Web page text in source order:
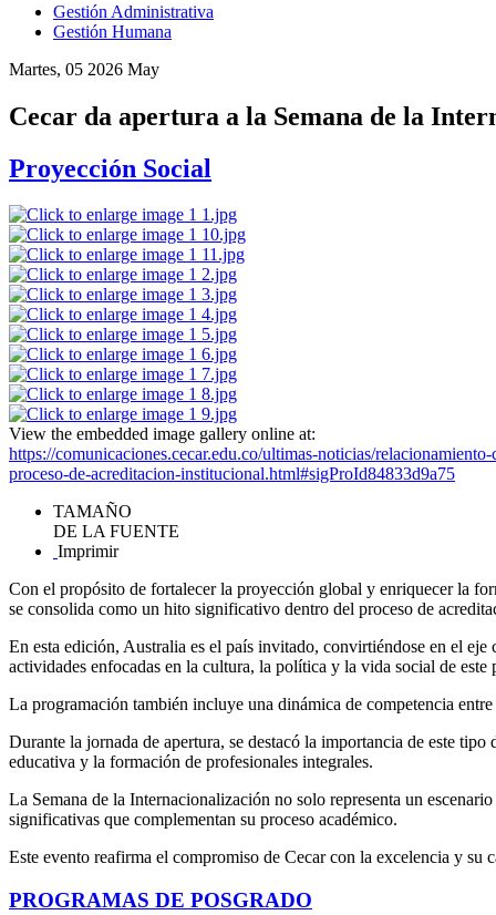
Gestión Administrativa
Gestión Humana
Martes, 05 2026 May
Cecar da apertura a la Semana de la
Proyección Social
View the embedded image gallery online at:
https://comunicaciones.cecar.edu.co/ultimas-noticias/
proceso-de-acreditacion-institucional.html#sigProId84833d9a75
TAMAÑO
DE LA FUENTE
Imprimir
Con el propósito de fortalecer la proyección global y enriquecer la
se consolida como un hito significativo dentro del proceso de
En esta edición, Australia es el país invitado, convirtiéndose en el
actividades enfocadas en la cultura, la política y la vida social de
La programación también incluye una dinámica de competencia
Durante la jornada de apertura, se destacó la importancia de este
educativa y la formación de profesionales integrales.
La Semana de la Internacionalización no solo representa un
significativas que complementan su proceso académico.
Este evento reafirma el compromiso de Cecar con la excelencia y
PROGRAMAS DE POSGRADO